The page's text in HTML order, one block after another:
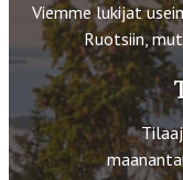
Viemme lukijat
Ruotsiin,